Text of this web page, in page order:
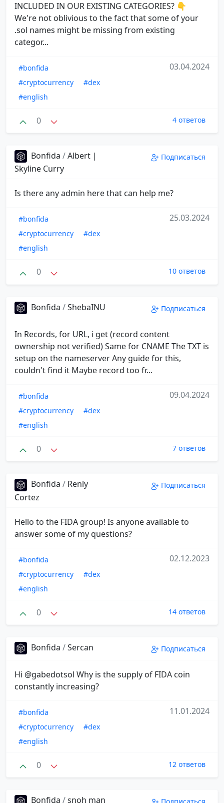
INCLUDED IN OUR EXISTING CATEGORIES? 👇
We're not oblivious to the fact that some of your
.sol names might be missing from existing
categor...
#bonfida
#cryptocurrency
#dex
#english
03.04.2024
0 4 ответов
Bonfida /Albert |
Skyline Curry
Подписаться
Is there any admin here that can help me?
#bonfida
#cryptocurrency
#dex
#english
25.03.2024
0 10 ответов
Bonfida /ShebaINU Подписаться
In Records, for URL, i get (record content
ownership not verified) Same for CNAME The TXT is
setup on the nameserver Any guide for this,
couldn't find it Maybe record too fr...
#bonfida
#cryptocurrency
#dex
#english
09.04.2024
0 7 ответов
Bonfida / Renly
Cortez
Подписаться
Hello to the FIDA group! Is anyone available to
answer some of my questions?
#bonfida
#cryptocurrency
#dex
#english
02.12.2023
0 14 ответов
Bonfida /Sercan Подписаться
Hi @gabedotsol Why is the supply of FIDA coin
constantly increasing?
#bonfida
#cryptocurrency
#dex
#english
11.01.2024
0 12 ответов
Bonfida /snoh man